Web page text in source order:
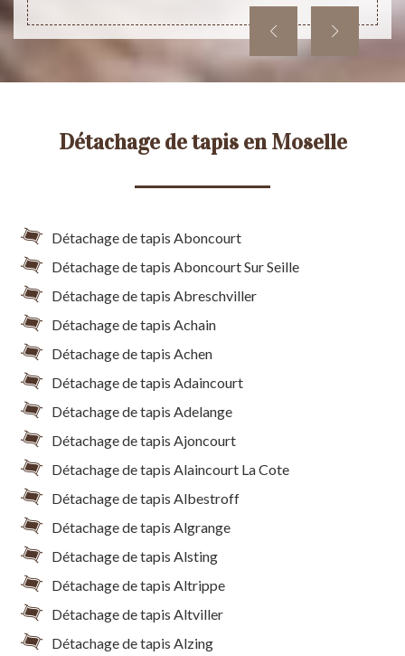
Détachage de tapis en Moselle
Détachage de tapis Aboncourt
Détachage de tapis Aboncourt Sur Seille
Détachage de tapis Abreschviller
Détachage de tapis Achain
Détachage de tapis Achen
Détachage de tapis Adaincourt
Détachage de tapis Adelange
Détachage de tapis Ajoncourt
Détachage de tapis Alaincourt La Cote
Détachage de tapis Albestroff
Détachage de tapis Algrange
Détachage de tapis Alsting
Détachage de tapis Altrippe
Détachage de tapis Altviller
Détachage de tapis Alzing